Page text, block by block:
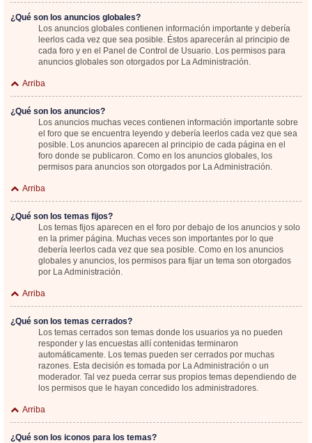
¿Qué son los anuncios globales?
Los anuncios globales contienen información importante y debería
leerlos cada vez que sea posible. Éstos aparecerán al principio de
cada foro y en el Panel de Control de Usuario. Los permisos para
anuncios globales son otorgados por La Administración.
Arriba
¿Qué son los anuncios?
Los anuncios muchas veces contienen información importante sobre
el foro que se encuentra leyendo y debería leerlos cada vez que sea
posible. Los anuncios aparecen al principio de cada página en el
foro donde se publicaron. Como en los anuncios globales, los
permisos para anuncios son otorgados por La Administración.
Arriba
¿Qué son los temas fijos?
Los temas fijos aparecen en el foro por debajo de los anuncios y solo
en la primer página. Muchas veces son importantes por lo que
debería leerlos cada vez que sea posible. Como en los anuncios
globales y anuncios, los permisos para fijar un tema son otorgados
por La Administración.
Arriba
¿Qué son los temas cerrados?
Los temas cerrados son temas donde los usuarios ya no pueden
responder y las encuestas allí contenidas terminaron
automáticamente. Los temas pueden ser cerrados por muchas
razones. Esta decisión es tomada por La Administración o un
moderador. Tal vez pueda cerrar sus propios temas dependiendo de
los permisos que le hayan concedido los administradores.
Arriba
¿Qué son los iconos para los temas?